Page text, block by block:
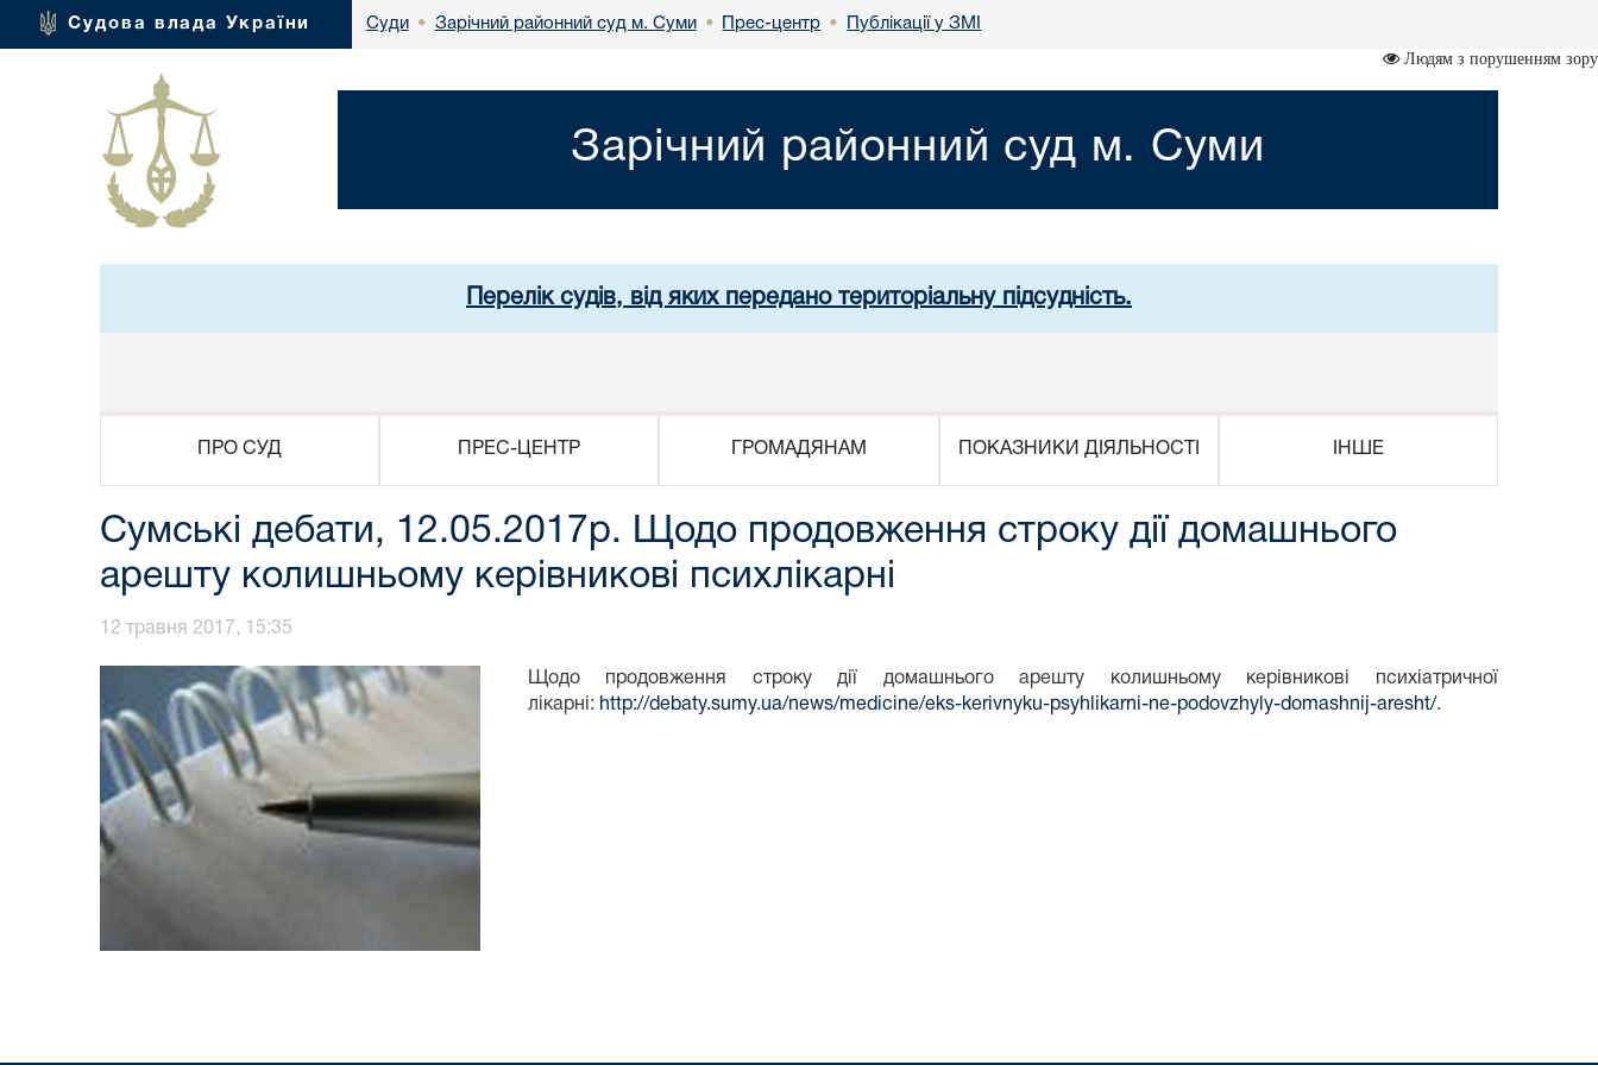
Судова влада України Суди • Зарічний районний суд м. Суми • Прес-центр • Публікації у ЗМІ
Людям з порушенням зору
Зарічний районний суд м. Суми
Перелік судів, від яких передано територіальну підсудність.
ПРО СУД ПРЕС-ЦЕНТР ГРОМАДЯНАМ ПОКАЗНИКИ ДІЯЛЬНОСТІ ІНШЕ
Сумські дебати, 12.05.2017р. Щодо продовження строку дії домашнього
арешту колишньому керівникові психлікарні
12 травня 2017, 15:35
Щодо продовження строку дії домашнього арешту колишньому керівникові психіатричної
лікарні: http://debaty.sumy.ua/news/medicine/eks-kerivnyku-psyhlikarni-ne-podovzhyly-domashnij-aresht/.